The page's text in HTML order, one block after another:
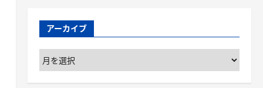
アーカイブ
ア
ー
カ